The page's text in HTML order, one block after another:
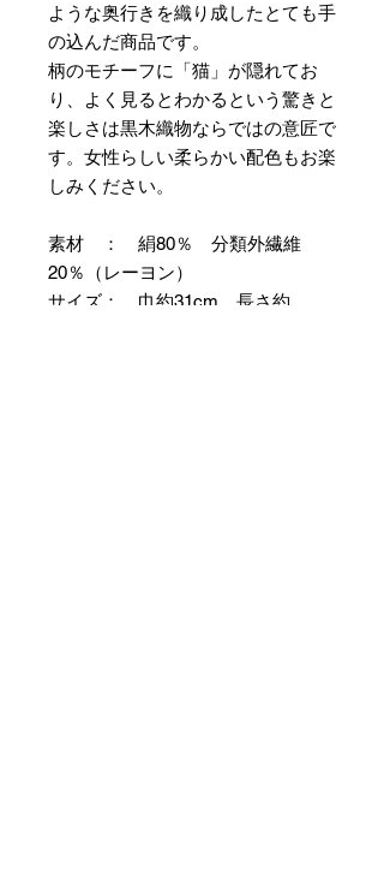
ような奥行きを織り成したとても手
の込んだ商品です。
柄のモチーフに「猫」が隠れてお
り、よく見るとわかるという驚きと
楽しさは黒木織物ならではの意匠で
す。女性らしい柔らかい配色もお楽
しみください。
素材 ： 絹80％ 分類外繊維
20％（レーヨン）
サイズ： 巾約31cm 長さ約